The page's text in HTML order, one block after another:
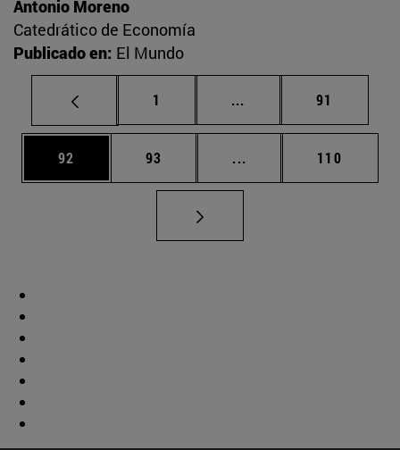
Antonio Moreno
Catedrático de Economía
Publicado en: El Mundo
Página
1 ... Páginas intermedias
Página
91
Página
92 Página
93 ... Páginas intermedias
Página
110